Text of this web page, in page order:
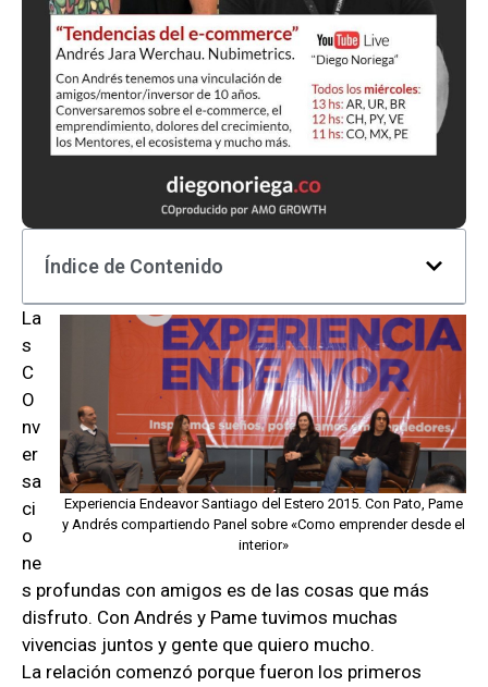
Índice de Contenido
Experiencia Endeavor Santiago del Estero 2015. Con Pato, Pame
y Andrés compartiendo Panel sobre «Como emprender desde el
interior»
La
s
C
O
nv
er
sa
ci
o
ne
s profundas con amigos es de las cosas que más
disfruto. Con Andrés y Pame tuvimos muchas
vivencias juntos y gente que quiero mucho.
La relación comenzó porque fueron los primeros